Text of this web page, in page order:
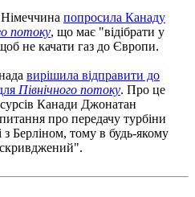
попросила Канаду
потоку, що має "відібрати у
не качати газ до Європи.
вирішила відправити до
Північного потоку. Про це
Канади Джонатан
про передачу турбіни
Берліном, тому в будь-якому
скривджений".